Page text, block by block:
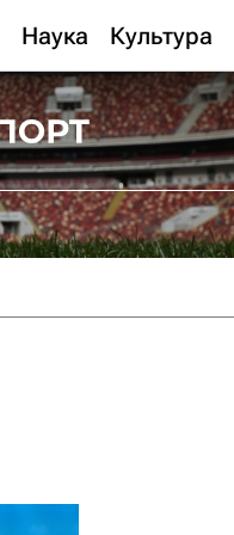
Наука Культура